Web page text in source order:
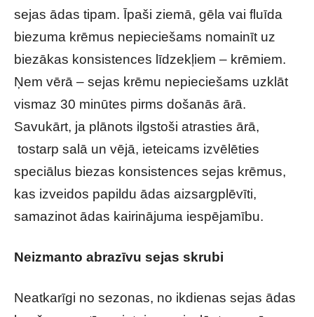
sejas ādas tipam. Īpaši ziemā, gēla vai fluīda
biezuma krēmus nepieciešams nomainīt uz
biezākas konsistences līdzekļiem – krēmiem.
Ņem vērā – sejas krēmu nepieciešams uzklāt
vismaz 30 minūtes pirms došanās ārā.
Savukārt, ja plānots ilgstoši atrasties ārā,
tostarp salā un vējā, ieteicams izvēlēties
speciālus biezas konsistences sejas krēmus,
kas izveidos papildu ādas aizsargplēvīti,
samazinot ādas kairinājuma iespējamību.
Neizmanto abrazīvu sejas skrubi
Neatkarīgi no sezonas, no ikdienas sejas ādas